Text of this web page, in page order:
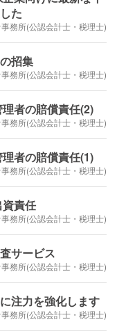
た
務所(公認会計士・税理士)
招集
務所(公認会計士・税理士)
者の賠償責任(2)
務所(公認会計士・税理士)
者の賠償責任(1)
務所(公認会計士・税理士)
責任
務所(公認会計士・税理士)
サービス
務所(公認会計士・税理士)
注力を強化します
務所(公認会計士・税理士)